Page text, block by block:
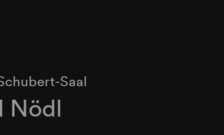
Saal
Nödl